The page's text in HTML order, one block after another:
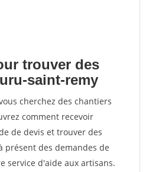
trouver des
saint-remy
cherchez des chantiers
comment recevoir
de devis et trouver des
présent des demandes de
service d'aide aux artisans.